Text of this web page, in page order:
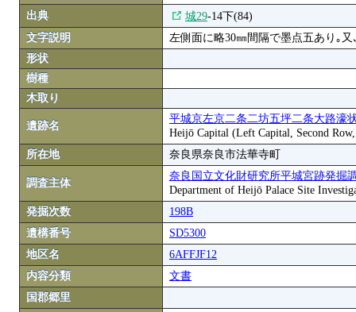
出典
城29-14下(84)
文字説明
左側面に略30㎜間隔で墨点五あり｡
形状
樹種
木取り
遺跡名
平城京左京二条二坊五坪二条大路濠
Heijō Capital (Left Capital, Second
所在地
奈良県奈良市法華寺町
調査主体
奈良国立文化財研究所平城宮跡発掘
Department of Heijō Palace Site
発掘次数
198B
遺構番号
SD5300
地区名
6AFFJF12
内容分類
文書
国郡郷里